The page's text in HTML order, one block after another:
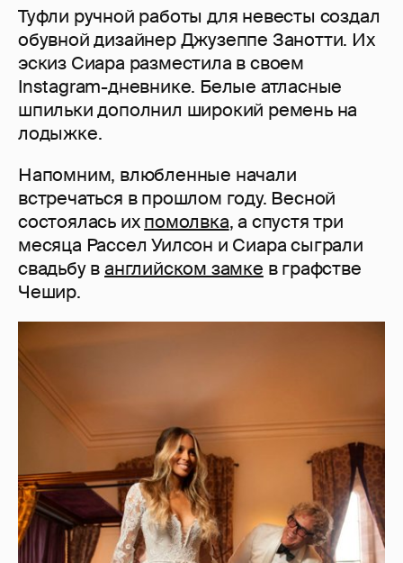
Туфли ручной работы для невесты создал
обувной дизайнер Джузеппе Занотти. Их
эскиз Сиара разместила в своем
Instagram-дневнике. Белые атласные
шпильки дополнил широкий ремень на
лодыжке.
Напомним, влюбленные начали
встречаться в прошлом году. Весной
состоялась ихпомолвка, а спустя три
месяца Рассел Уилсон и Сиара сыграли
свадьбу ванглийском замке в графстве
Чешир.